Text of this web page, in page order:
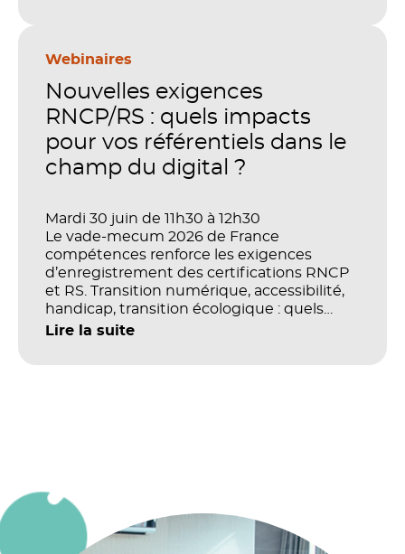
stratégique. Mais comment démontrer
investissements sur les compétences, la
productivité et la performance des
Webinaires
Nouvelles exigences
RNCP/RS : quels impacts
pour vos référentiels dans le
champ du digital ?
Mardi 30 juin de 11h30 à 12h30
Le vade-mecum 2026 de France
compétences renforce les exigences
d’enregistrement des certifications RNCP
et RS. Transition numérique, accessibilité,
handicap, transition écologique : quels
impacts concrets pour les référentiels dans
Lire la suite